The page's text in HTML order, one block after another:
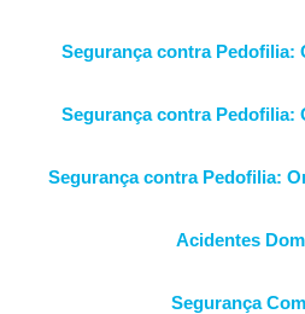
Segurança contra Pedofilia:
Segurança contra Pedofilia:
Segurança contra Pedofilia:
Acidentes
Segurança